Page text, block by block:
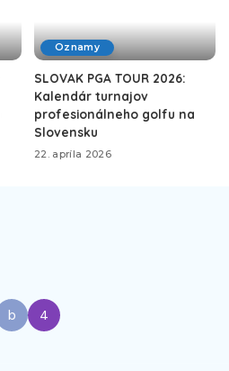
Oznamy
SLOVAK PGA TOUR 2026:
Kalendár turnajov
profesionálneho golfu na
Slovensku
22. apríla 2026